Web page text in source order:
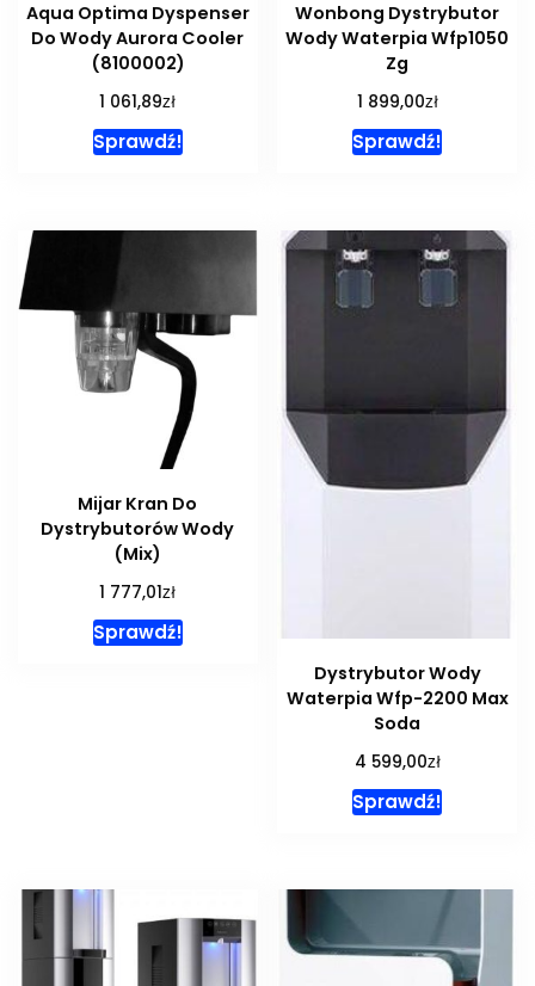
Aqua Optima Dyspenser
Do Wody Aurora Cooler
(8100002)
1 061,89zł
Sprawdź!
Wonbong Dystrybutor
Wody Waterpia Wfp1050
Zg
1 899,00zł
Sprawdź!
Mijar Kran Do
Dystrybutorów Wody
(Mix)
1 777,01zł
Sprawdź!
Dystrybutor Wody
Waterpia Wfp-2200 Max
Soda
4 599,00zł
Sprawdź!